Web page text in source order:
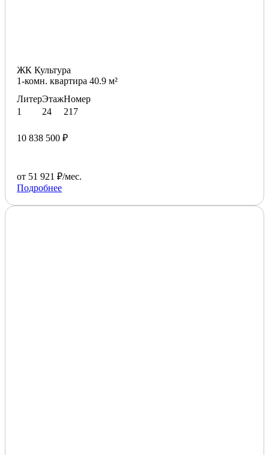
ЖК Культура
1-комн. квартира 40.9 м²
Литер
1
Этаж
24
Номер
217
10 838 500 ₽
от 51 921 ₽/мес.
Подробнее